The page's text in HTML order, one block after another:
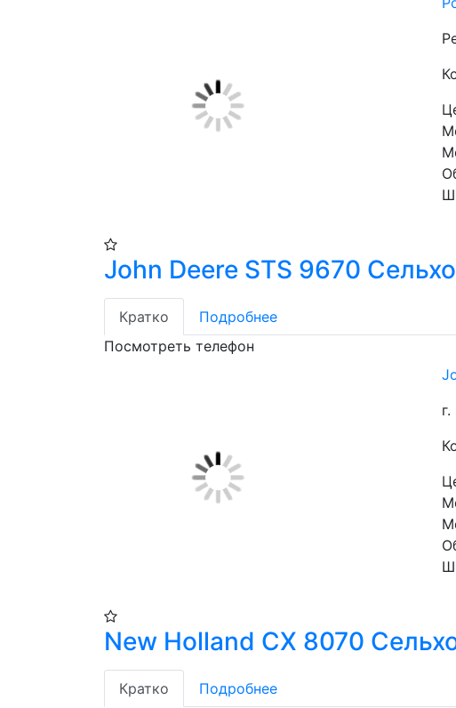
John Deere STS 9670
Кратко
Подробнее
Посмотреть телефон
New Holland CX 8070
Кратко
Подробнее